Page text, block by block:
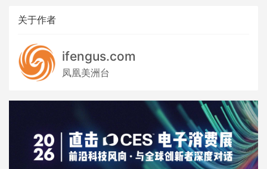
关于作者
ifengus.com
凤凰美洲台